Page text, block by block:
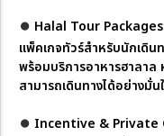
⏺︎ Halal Tour
แพ็คเกจทัวร์สำหรับนักเดิน
พร้อมบริการอาหารฮาลา
สามารถเดินทางได้อย่างมั่น
⏺︎ Incentive & Private